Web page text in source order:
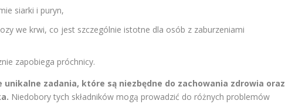
siarki i puryn,
we krwi, co jest szczególnie istotne dla osób z zaburzeniami
zapobiega próchnicy.
zadania, które są niezbędne do zachowania zdrowia oraz
Niedobory tych składników mogą prowadzić do różnych problemów